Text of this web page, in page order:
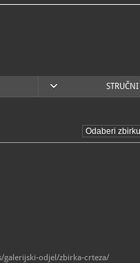
odjel/zbirka-crteza/